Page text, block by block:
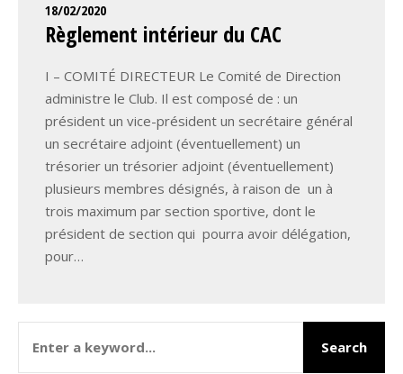
18/02/2020
Règlement intérieur du CAC
I – COMITÉ DIRECTEUR Le Comité de Direction
administre le Club. Il est composé de : un
président un vice-président un secrétaire général
un secrétaire adjoint (éventuellement) un
trésorier un trésorier adjoint (éventuellement)
plusieurs membres désignés, à raison de un à
trois maximum par section sportive, dont le
président de section qui pourra avoir délégation,
pour…